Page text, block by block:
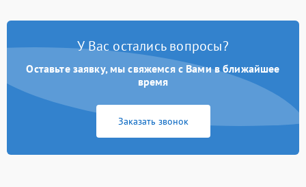
У Вас остались вопросы?
Оставьте заявку, мы свяжемся с Вами в ближайшее
время
Заказать звонок